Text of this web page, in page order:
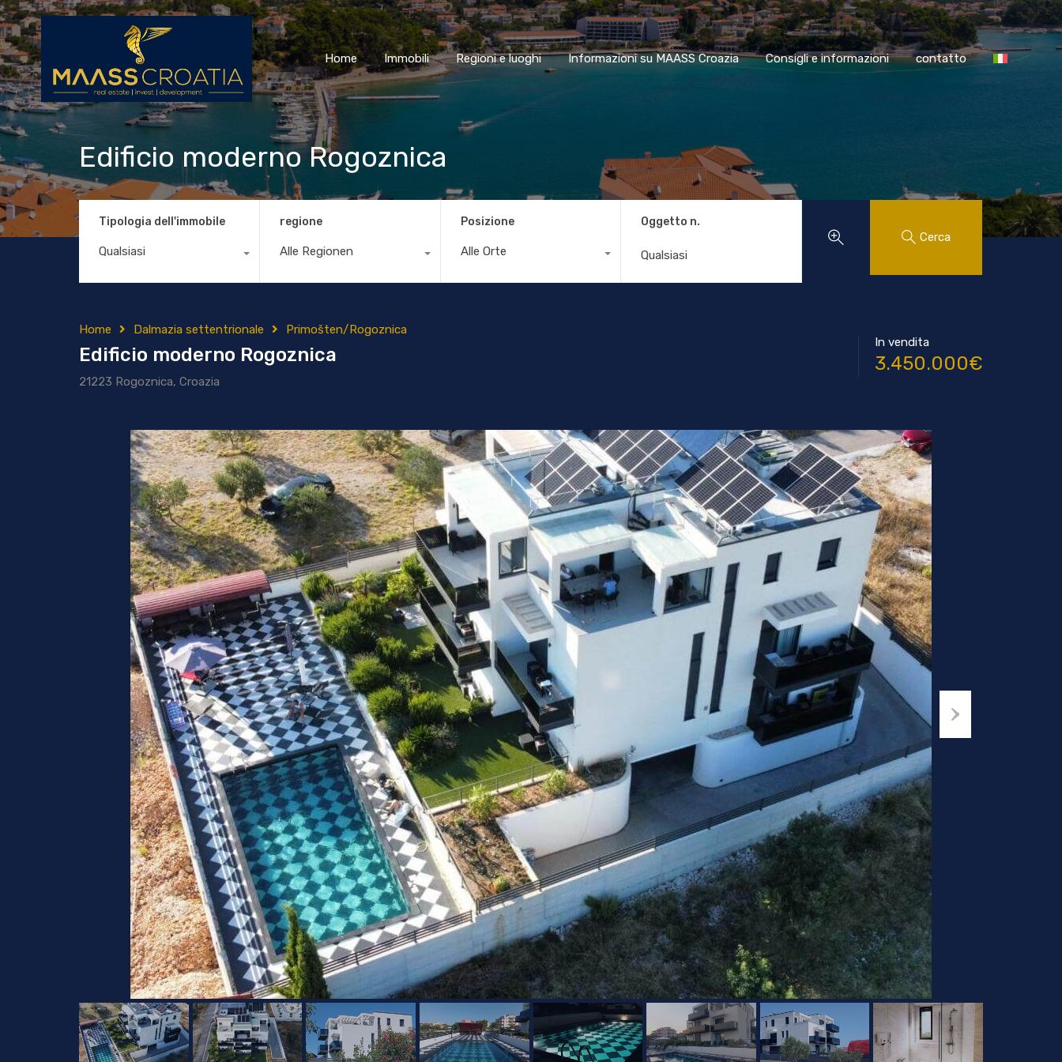
Home Immobili Regioni e luoghi Informazioni su MAASS Croazia Consigli e informazioni contatto
Home Immobili Regioni e luoghi Informazioni su MAASS Croazia Consigli e informazioni contatto
Edificio moderno Rogoznica
Tipologia dell'immobile
Qualsiasi
regione
Alle Regionen
Posizione
Alle Orte
Oggetto n.
Cerca
Home Dalmazia settentrionale Primošten/Rogoznica
Edificio moderno Rogoznica
21223 Rogoznica, Croazia
In vendita
3.450.000€